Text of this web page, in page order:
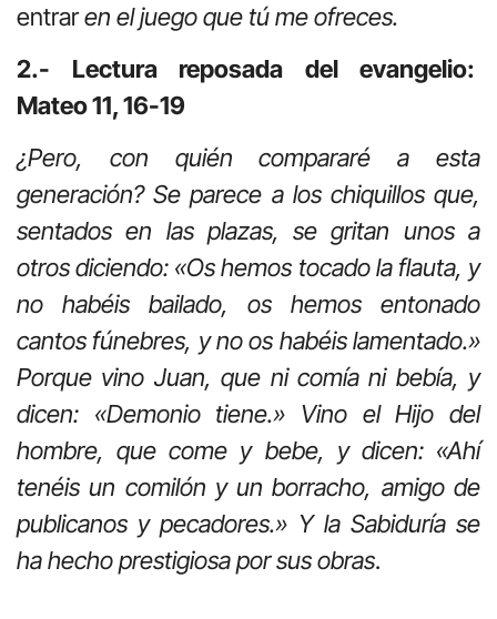
entraren el juego que tú me ofreces.
2.- Lectura reposada del evangelio:
Mateo 11, 16-19
¿Pero, con quién compararé a esta
generación? Se parece a los chiquillos que,
sentados en las plazas, se gritan unos a
otros diciendo: «Os hemos tocado la flauta, y
no habéis bailado, os hemos entonado
cantos fúnebres, y no os habéis lamentado.»
Porque vino Juan, que ni comía ni bebía, y
dicen: «Demonio tiene.» Vino el Hijo del
hombre, que come y bebe, y dicen: «Ahí
tenéis un comilón y un borracho, amigo de
publicanos y pecadores.» Y la Sabiduría se
ha hecho prestigiosa por sus obras.